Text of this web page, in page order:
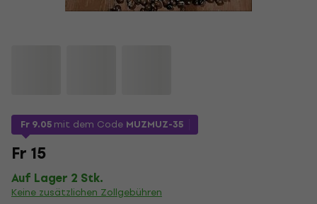
Fr 9.05mit dem Code MUZMUZ-35
Fr 15
Auf Lager 2 Stk.
Keine zusätzlichen Zollgebühren